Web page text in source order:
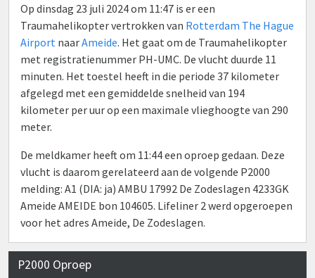
Op dinsdag 23 juli 2024 om 11:47 is er een
Traumahelikopter vertrokken van Rotterdam The Hague
Airport naarAmeide. Het gaat om de Traumahelikopter
met registratienummer PH-UMC. De vlucht duurde 11
minuten. Het toestel heeft in die periode 37 kilometer
afgelegd met een gemiddelde snelheid van 194
kilometer per uur op een maximale vlieghoogte van 290
meter.
De meldkamer heeft om 11:44 een oproep gedaan. Deze
vlucht is daarom gerelateerd aan de volgende P2000
melding: A1 (DIA: ja) AMBU 17992 De Zodeslagen 4233GK
Ameide AMEIDE bon 104605. Lifeliner 2 werd opgeroepen
voor het adres Ameide, De Zodeslagen.
P2000 Oproep